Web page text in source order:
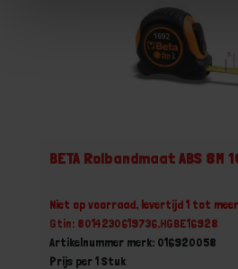
BETA Rolbandmaat ABS 8M
Niet op voorraad, levertijd 1 tot
Gtin: 8014230619736,HGBE16928
Artikelnummer merk: 016920058
Prijs per 1 Stuk